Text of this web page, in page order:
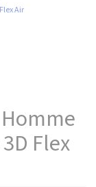
Air
Flex